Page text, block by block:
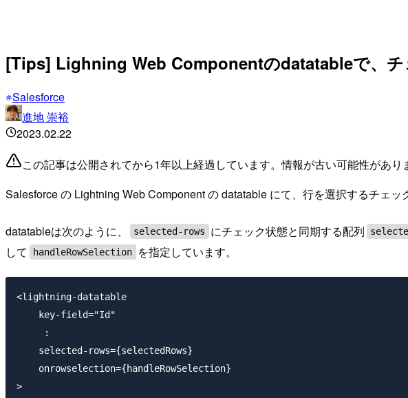
[Tips] Lighning Web Componentのdatatableで、
Salesforce
進地 崇裕
2023.02.22
この記事は公開されてから1年以上経過しています。情報が古い可能性があり
Salesforce の Lightning Web Component の datatable にて、行を選択するチェッ
datatableは次のように、 selected-rows にチェック状態と同期する配列
して
handleRowSelection を指定しています。
<lightning-datatable
    key-field="Id"
     :
    selected-rows={selectedRows}
    onrowselection={handleRowSelection}
>